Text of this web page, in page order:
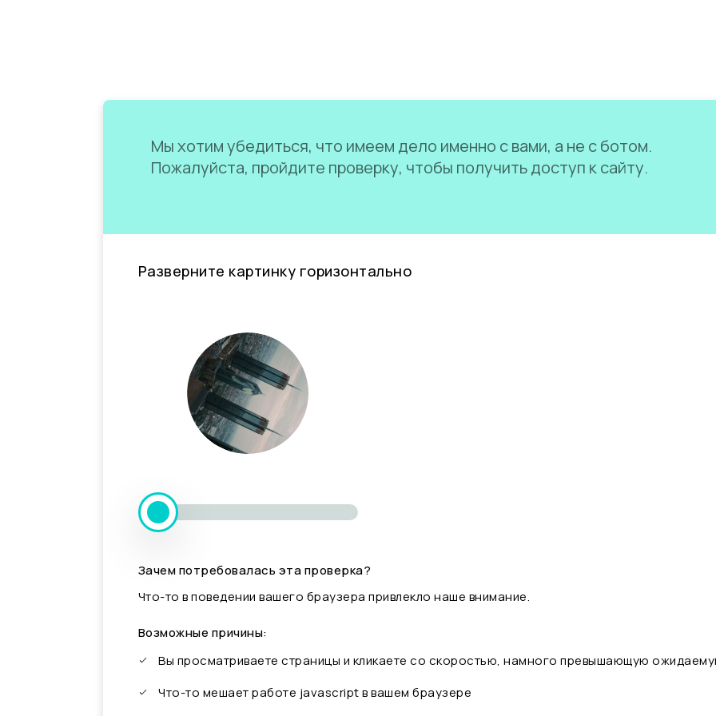
Мы хотим убедиться, что имеем дело именно с вами, а не с ботом.
Пожалуйста, пройдите проверку, чтобы получить доступ к сайту.
Разверните картинку горизонтально
Зачем потребовалась эта проверка?
Что-то в поведении вашего браузера привлекло наше внимание.
Возможные причины:
Вы просматриваете страницы и кликаете со скоростью, намного превышающую
Что-то мешает работе javascript в вашем браузере